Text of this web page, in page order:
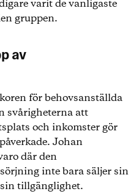
varit de vanligaste
gruppen.
av
för behovsanställda
svårigheterna att
och inkomster gör
Johan
där den
inte bara säljer sin
tillgänglighet.